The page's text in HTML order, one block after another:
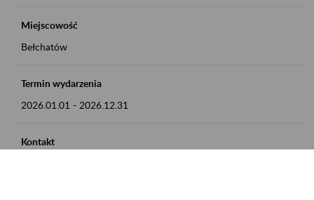
Miejscowość
Bełchatów
Termin wydarzenia
2026.01.01 - 2026.12.31
Kontakt